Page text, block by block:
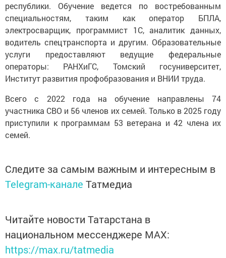
республики. Обучение ведется по востребованным
специальностям, таким как оператор БПЛА,
электросварщик, программист 1С, аналитик данных,
водитель спецтранспорта и другим. Образовательные
услуги предоставляют ведущие федеральные
операторы: РАНХиГС, Томский госуниверситет,
Институт развития профобразования и ВНИИ труда.
Всего с 2022 года на обучение направлены 74
участника СВО и 56 членов их семей. Только в 2025 году
приступили к программам 53 ветерана и 42 члена их
семей.
Следите за самым важным и интересным в
Telegram-канале Татмедиа
Читайте новости Татарстана в
национальном мессенджере MАХ:
https://max.ru/tatmedia